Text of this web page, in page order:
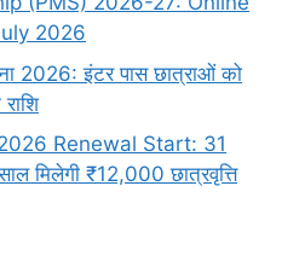
2026
2026: इंटर पास छात्राओं को
Renewal Start: 31
मिलेगी ₹12,000 छात्रवृत्ति